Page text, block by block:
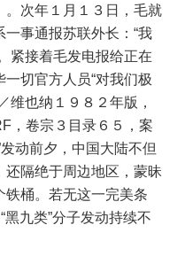
。次年１月１３日，毛就
事通报苏联外长：“我
紧接着毛发电报给正在
切官方人员“对我们极
维也纳１９８２年版，
，卷宗３目录６５，案
动前夕，中国大陆不但
还隔绝于周边地区，蒙昧
铁桶。若无这一完美条
黑九类”分子发动持续不